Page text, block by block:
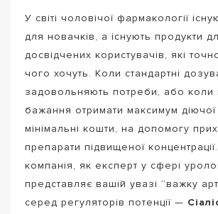
У світі чоловічої фармакології
для новачків, а існують продукти
досвідчених користувачів, які
чого хочуть. Коли стандартні
задовольняють потреби, або коли
бажання отримати максимум
мінімальні кошти, на допомогу
препарати підвищеної
компанія, як експерт у сфері
представляє вашій увазі “важку
серед регуляторів потенції —